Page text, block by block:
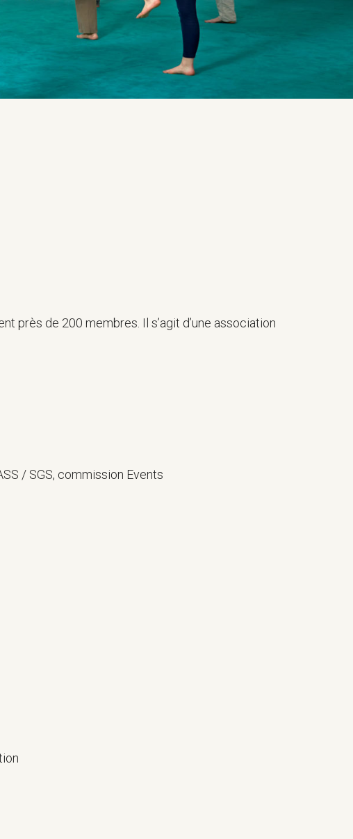
près de 200 membres. Il s’agit d’une association
/ SGS, commission Events